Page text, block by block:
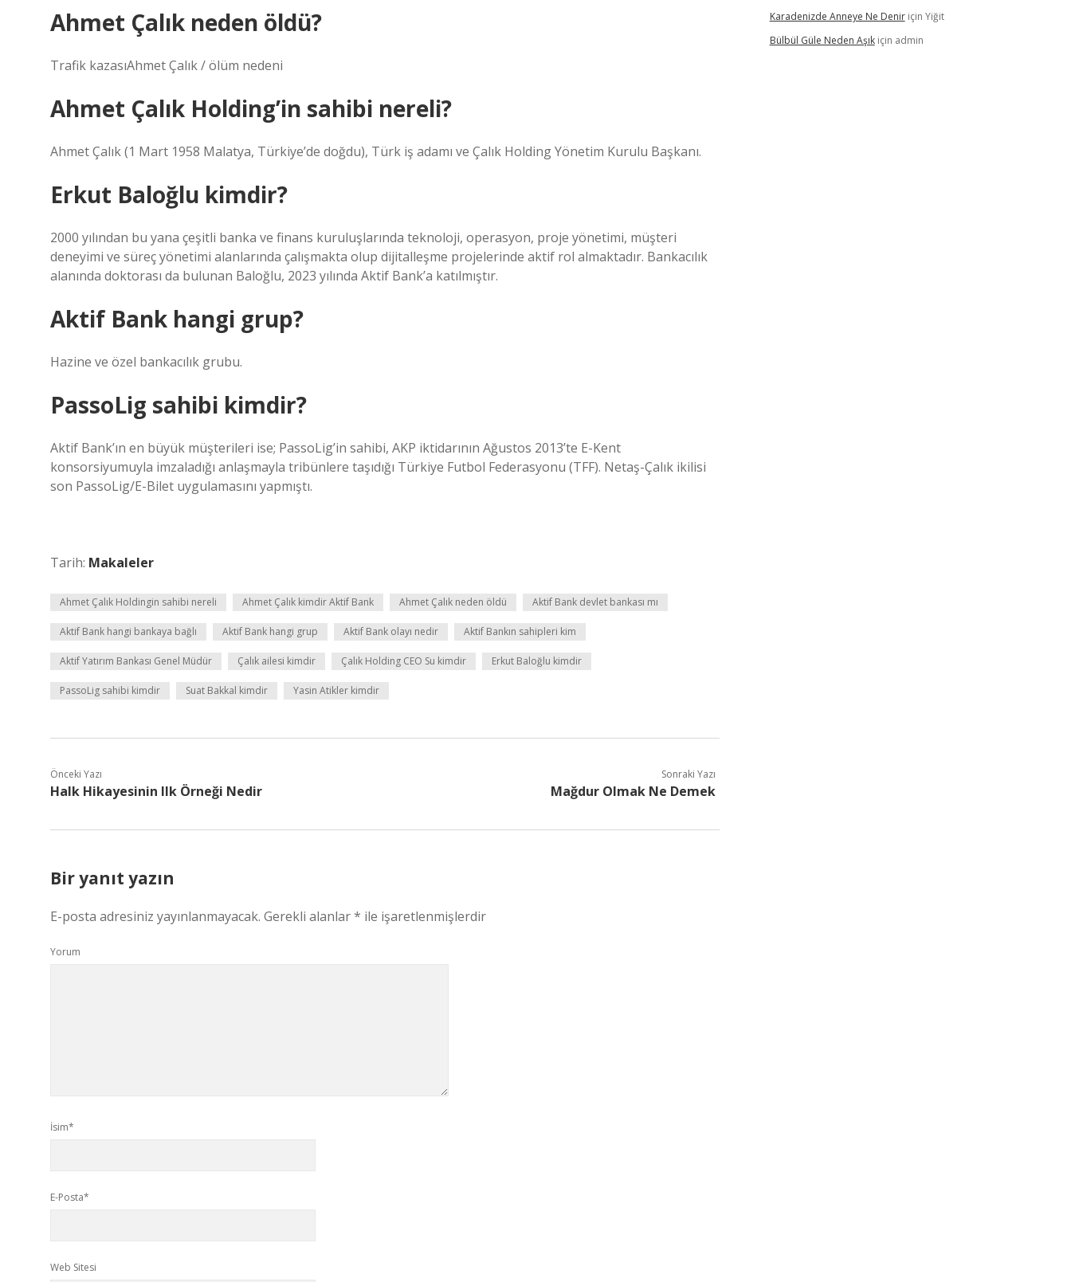
Ahmet Çalık neden öldü?
Trafik kazasıAhmet Çalık / ölüm nedeni
Ahmet Çalık Holding’in sahibi nereli?
Ahmet Çalık (1 Mart 1958 Malatya, Türkiye’de doğdu), Türk iş adamı ve Çalık Holding Yönetim Kurulu Başkanı.
Erkut Baloğlu kimdir?
2000 yılından bu yana çeşitli banka ve finans kuruluşlarında teknoloji, operasyon, proje yönetimi, müşteri
deneyimi ve süreç yönetimi alanlarında çalışmakta olup dijitalleşme projelerinde aktif rol almaktadır. Bankacılık
alanında doktorası da bulunan Baloğlu, 2023 yılında Aktif Bank’a katılmıştır.
Aktif Bank hangi grup?
Hazine ve özel bankacılık grubu.
PassoLig sahibi kimdir?
Aktif Bank’ın en büyük müşterileri ise; PassoLig’in sahibi, AKP iktidarının Ağustos 2013’te E-Kent
konsorsiyumuyla imzaladığı anlaşmayla tribünlere taşıdığı Türkiye Futbol Federasyonu (TFF). Netaş-Çalık ikilisi
son PassoLig/E-Bilet uygulamasını yapmıştı.
Tarih: Makaleler
Ahmet Çalık Holdingin sahibi nereli Ahmet Çalık kimdir Aktif Bank Ahmet Çalık neden öldü Aktif Bank devlet bankası mı
Aktif Bank hangi bankaya bağlı Aktif Bank hangi grup Aktif Bank olayı nedir Aktif Bankın sahipleri kim
Aktif Yatırım Bankası Genel Müdür Çalık ailesi kimdir Çalık Holding CEO Su kimdir Erkut Baloğlu kimdir
PassoLig sahibi kimdir Suat Bakkal kimdir Yasin Atikler kimdir
Önceki Yazı
Halk Hikayesinin Ilk Örneği Nedir
Sonraki Yazı
Mağdur Olmak Ne Demek
Bir yanıt yazın
E-posta adresiniz yayınlanmayacak. Gerekli alanlar* ile işaretlenmişlerdir
Yorum
İsim*
E-Posta*
Web Sitesi
Karadenizde Anneye Ne Deniriçin Yiğit
Bülbül Güle Neden Aşıkiçin admin